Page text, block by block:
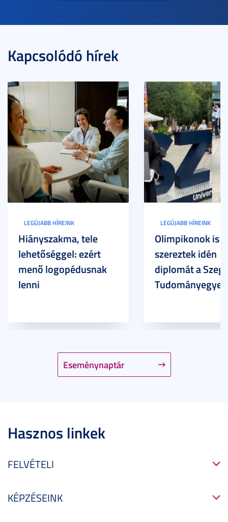
Kapcsolódó hírek
Eseménynaptár
LEGÚJABB HÍREINK
Hiányszakma, tele
lehetőséggel: ezért
menő logopédusnak
lenni
LEGÚJABB HÍREINK
Olimpikonok is
szereztek idén
diplomát a
Hasznos linkek
FELVÉTELI
KÉPZÉSEINK